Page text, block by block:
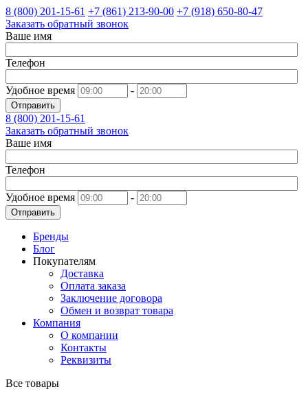
8 (800) 201-15-61 +7 (861) 213-90-00 +7 (918) 650-80-47
Заказать обратный звонок
Ваше имя
Телефон
Удобное время -
Отправить
8 (800) 201-15-61
Заказать обратный звонок
Ваше имя
Телефон
Удобное время -
Отправить
Бренды
Блог
Покупателям
Доставка
Оплата заказа
Заключение договора
Обмен и возврат товара
Компания
О компании
Контакты
Реквизиты
Все товары